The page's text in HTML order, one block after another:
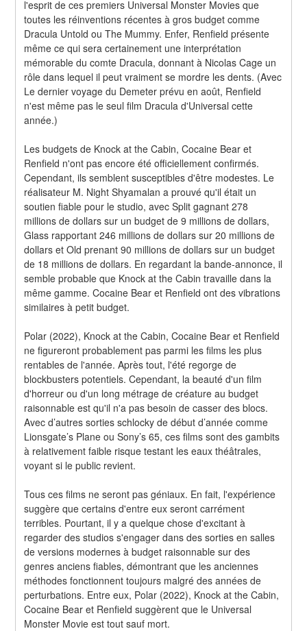
l'esprit de ces premiers Universal Monster Movies que
toutes les réinventions récentes à gros budget comme
Dracula Untold ou The Mummy. Enfer, Renfield présente
même ce qui sera certainement une interprétation
mémorable du comte Dracula, donnant à Nicolas Cage un
rôle dans lequel il peut vraiment se mordre les dents. (Avec
Le dernier voyage du Demeter prévu en août, Renfield
n'est même pas le seul film Dracula d'Universal cette
année.)
Les budgets de Knock at the Cabin, Cocaine Bear et
Renfield n'ont pas encore été officiellement confirmés.
Cependant, ils semblent susceptibles d'être modestes. Le
réalisateur M. Night Shyamalan a prouvé qu'il était un
soutien fiable pour le studio, avec Split gagnant 278
millions de dollars sur un budget de 9 millions de dollars,
Glass rapportant 246 millions de dollars sur 20 millions de
dollars et Old prenant 90 millions de dollars sur un budget
de 18 millions de dollars. En regardant la bande-annonce, il
semble probable que Knock at the Cabin travaille dans la
même gamme. Cocaine Bear et Renfield ont des vibrations
similaires à petit budget.
Polar (2022), Knock at the Cabin, Cocaine Bear et Renfield
ne figureront probablement pas parmi les films les plus
rentables de l'année. Après tout, l'été regorge de
blockbusters potentiels. Cependant, la beauté d'un film
d'horreur ou d'un long métrage de créature au budget
raisonnable est qu'il n'a pas besoin de casser des blocs.
Avec d’autres sorties schlocky de début d’année comme
Lionsgate’s Plane ou Sony’s 65, ces films sont des gambits
à relativement faible risque testant les eaux théâtrales,
voyant si le public revient.
Tous ces films ne seront pas géniaux. En fait, l'expérience
suggère que certains d'entre eux seront carrément
terribles. Pourtant, il y a quelque chose d'excitant à
regarder des studios s'engager dans des sorties en salles
de versions modernes à budget raisonnable sur des
genres anciens fiables, démontrant que les anciennes
méthodes fonctionnent toujours malgré des années de
perturbations. Entre eux, Polar (2022), Knock at the Cabin,
Cocaine Bear et Renfield suggèrent que le Universal
Monster Movie est tout sauf mort.